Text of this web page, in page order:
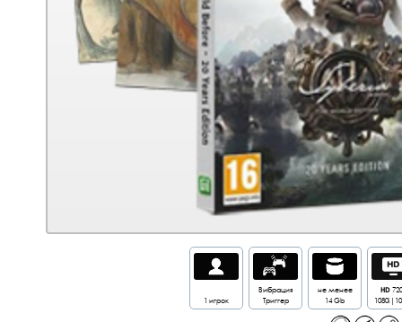
1 игрок
Вибрация
Триггер
не менее
14 Gb
HD